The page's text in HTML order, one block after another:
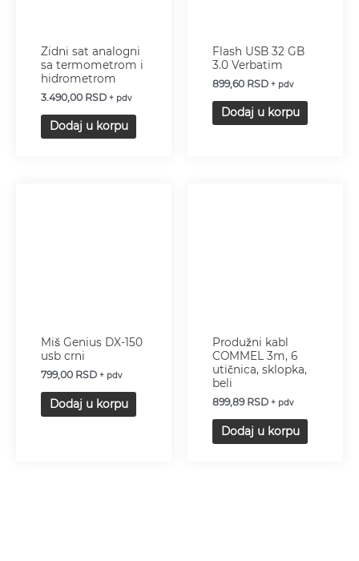
Zidni sat analogni
sa termometrom i
hidrometrom
3.490,00 RSD + pdv
Dodaj u korpu
Flash USB 32 GB
3.0 Verbatim
899,60 RSD + pdv
Dodaj u korpu
Miš Genius DX-150
usb crni
799,00 RSD + pdv
Dodaj u korpu
Produžni kabl
COMMEL 3m, 6
utičnica, sklopka,
beli
899,89 RSD + pdv
Dodaj u korpu